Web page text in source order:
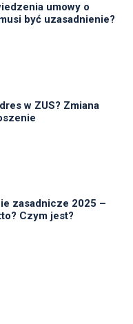
umowy o
być uzasadnienie?
w ZUS? Zmiana
zasadnicze 2025 –
Czym jest?